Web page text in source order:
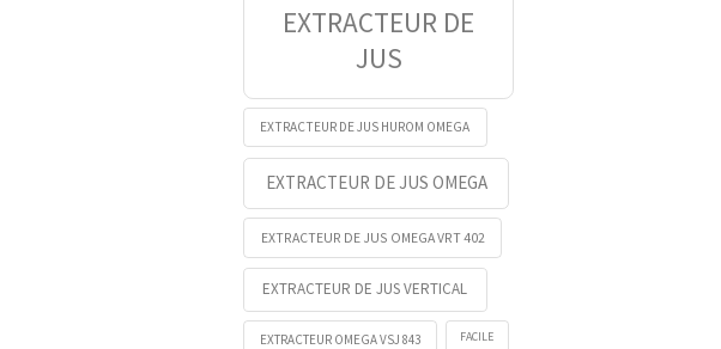
EXTRACTEUR DE
JUS
EXTRACTEUR DE JUS HUROM OMEGA
EXTRACTEUR DE JUS OMEGA
EXTRACTEUR DE JUS OMEGA VRT 402
EXTRACTEUR DE JUS VERTICAL
EXTRACTEUR OMEGA VSJ 843 FACILE